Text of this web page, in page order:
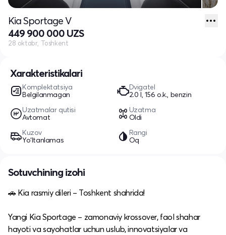
Xarakteristikalari
Komplektatsiya
Belgilanmagan
Dvigatel
2.0 l, 156 o.k., benzin
Uzatmalar qutisi
Avtomat
Uzatma
Oldi
Kuzov
Yo‘ltanlamas
Rangi
Oq
Kia Sportage V
449 900 000 UZS
28 oktabr, Toshkent
Sotuvchining izohi
🚗 Kia rasmiy dileri – Toshkent shahrida!
Yangi Kia Sportage – zamonaviy krossover, faol shahar
hayoti va sayohatlar uchun uslub, innovatsiyalar va